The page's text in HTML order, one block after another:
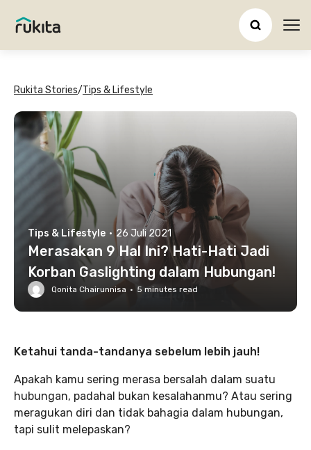
Rukita Stories/Tips & Lifestyle
Tips & Lifestyle · 26 Juli 2021
Merasakan 9 Hal Ini? Hati-Hati Jadi
Korban Gaslighting dalam Hubungan!
Qonita Chairunnisa · 5 minutes read
Ketahui tanda-tandanya sebelum lebih jauh!
Apakah kamu sering merasa bersalah dalam suatu
hubungan, padahal bukan kesalahanmu? Atau sering
meragukan diri dan tidak bahagia dalam hubungan,
tapi sulit melepaskan?